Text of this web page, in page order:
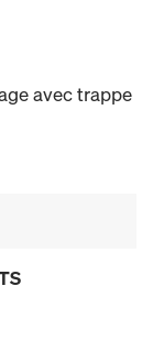
avec trappe